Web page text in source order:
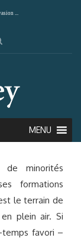
...
MENU
de minorités
formations
le terrain de
plein air. Si
favori –